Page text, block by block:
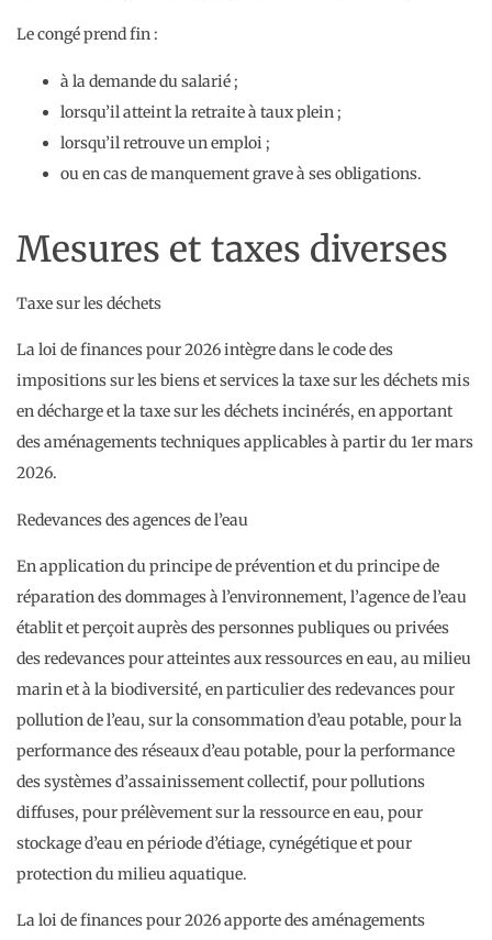
Le congé prend fin :
à la demande du salarié ;
lorsqu’il atteint la retraite à taux plein ;
lorsqu’il retrouve un emploi ;
ou en cas de manquement grave à ses obligations.
Mesures et taxes diverses
Taxe sur les déchets
La loi de finances pour 2026 intègre dans le code des
impositions sur les biens et services la taxe sur les déchets mis
en décharge et la taxe sur les déchets incinérés, en apportant
des aménagements techniques applicables à partir du 1er mars
2026.
Redevances des agences de l’eau
En application du principe de prévention et du principe de
réparation des dommages à l’environnement, l’agence de l’eau
établit et perçoit auprès des personnes publiques ou privées
des redevances pour atteintes aux ressources en eau, au milieu
marin et à la biodiversité, en particulier des redevances pour
pollution de l’eau, sur la consommation d’eau potable, pour la
performance des réseaux d’eau potable, pour la performance
des systèmes d’assainissement collectif, pour pollutions
diffuses, pour prélèvement sur la ressource en eau, pour
stockage d’eau en période d’étiage, cynégétique et pour
protection du milieu aquatique.
La loi de finances pour 2026 apporte des aménagements